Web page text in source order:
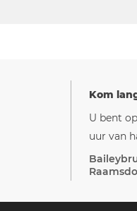
Kom
U bent
uur van